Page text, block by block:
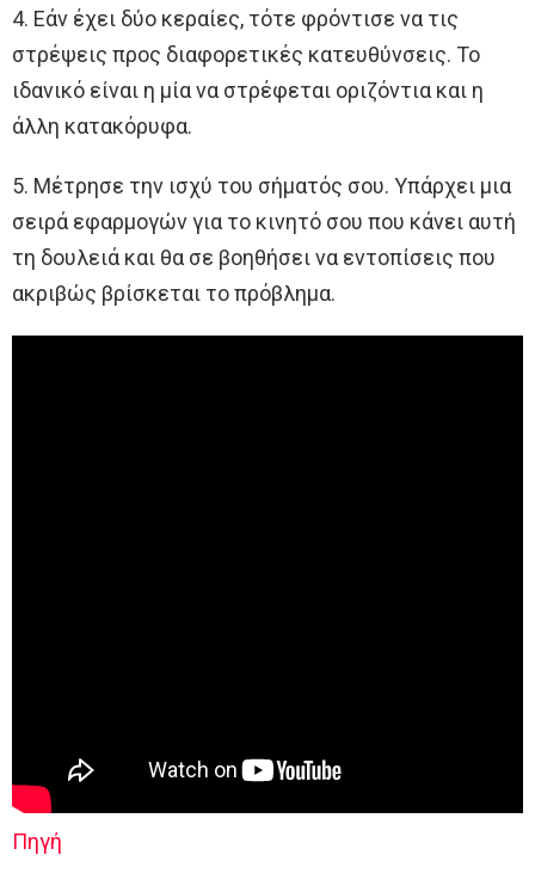
4. Εάν έχει δύο κεραίες, τότε φρόντισε να τις
στρέψεις προς διαφορετικές κατευθύνσεις. Το
ιδανικό είναι η μία να στρέφεται οριζόντια και η
άλλη κατακόρυφα.
5. Μέτρησε την ισχύ του σήματός σου. Υπάρχει μια
σειρά εφαρμογών για το κινητό σου που κάνει αυτή
τη δουλειά και θα σε βοηθήσει να εντοπίσεις που
ακριβώς βρίσκεται το πρόβλημα.
Πηγή